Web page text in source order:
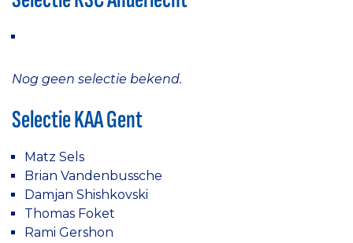
Nog geen selectie bekend.
Selectie KAA Gent
Matz Sels
Brian Vandenbussche
Damjan Shishkovski
Thomas Foket
Rami Gershon